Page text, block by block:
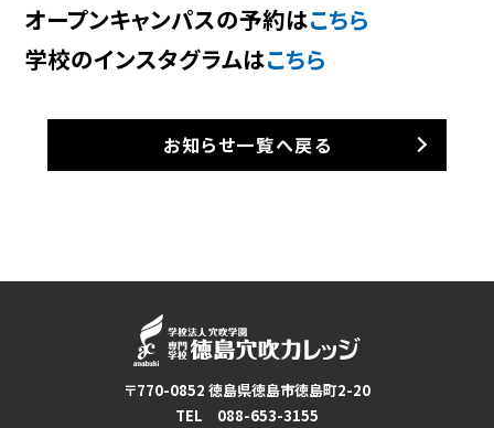
オープンキャンパスの予約はこちら
学校のインスタグラムはこちら
お知らせ一覧へ戻る
〒770-0852 徳島県徳島市徳島町2-20
TEL 088-653-3155